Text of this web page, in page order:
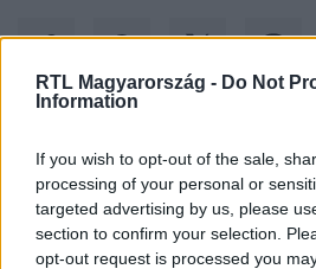
RTL Magyarország - Do Not
Information
If you wish to opt-out of the sale,
processing of your personal or
targeted advertising by us, please
section to confirm your selection.
opt-out request is processed you
Kövess minket, és értesülj
Facebookon is!
Követem